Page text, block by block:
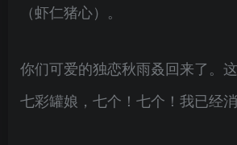
（虾仁猪心）。
你们可爱的独恋秋雨叒回来了。
七彩罐娘，七个！七个！我已经消